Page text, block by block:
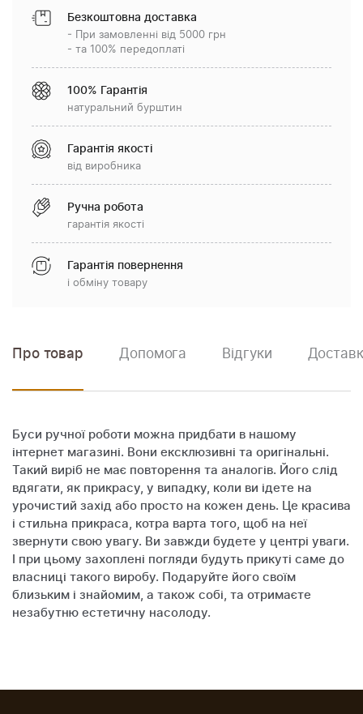
Безкоштовна доставка
- При замовленні від 5000 грн
- та 100% передоплаті
100% Гарантія
натуральний бурштин
Гарантія якості
від виробника
Ручна робота
гарантія якості
Гарантія повернення
і обміну товару
Про товар Допомога Відгуки
Буси ручної роботи можна придбати в нашому
інтернет магазині. Вони ексклюзивні та оригінальні.
Такий виріб не має повторення та аналогів. Його слід
вдягати, як прикрасу, у випадку, коли ви ідете на
урочистий захід або просто на кожен день. Це красива
і стильна прикраса, котра варта того, щоб на неї
звернути свою увагу. Ви завжди будете у центрі уваги.
І при цьому захоплені погляди будуть прикуті саме до
власниці такого виробу. Подаруйте його своїм
близьким і знайомим, а також собі, та отримаєте
незабутню естетичну насолоду.